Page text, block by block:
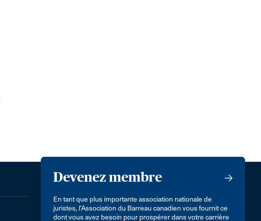
Devenez membre
En tant que plus importante association nationale de
juristes, l’Association du Barreau canadien vous fournit ce
dont vous avez besoin pour prospérer dans votre carrière